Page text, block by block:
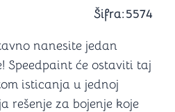
Šifra:5574
nanesite jedan
Speedpaint će ostaviti taj
isticanja u jednoj
rešenje za bojenje koje